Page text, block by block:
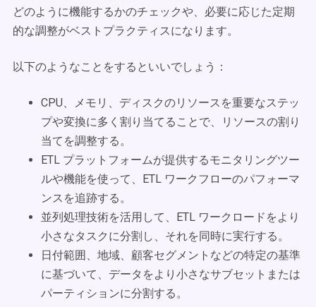
どのように機能するかのチェックや、必要に応じた定期
的な調整がベストプラクティスになります。
以下のようなことをするといいでしょう：
CPU、メモリ、ディスクのリソースを重要なステッ
プや変換に多く割り当てることで、リソースの割り
当てを調整する。
ETL プラットフォームが提供するモニタリングツー
ルや機能を使って、ETL ワークフローのパフォーマ
ンスを追跡する。
並列処理技術を活用して、ETL ワークロードをより
小さなタスクに分割し、それを同時に実行する。
日付範囲、地域、顧客セグメントなどの特定の基準
に基づいて、データをより小さなサブセットまたは
パーティションに分割する。